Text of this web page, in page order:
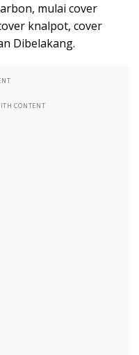
mulai cover
knalpot, cover
Dibelakang.
CONTENT